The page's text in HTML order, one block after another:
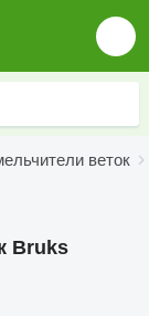
веток
Bruks